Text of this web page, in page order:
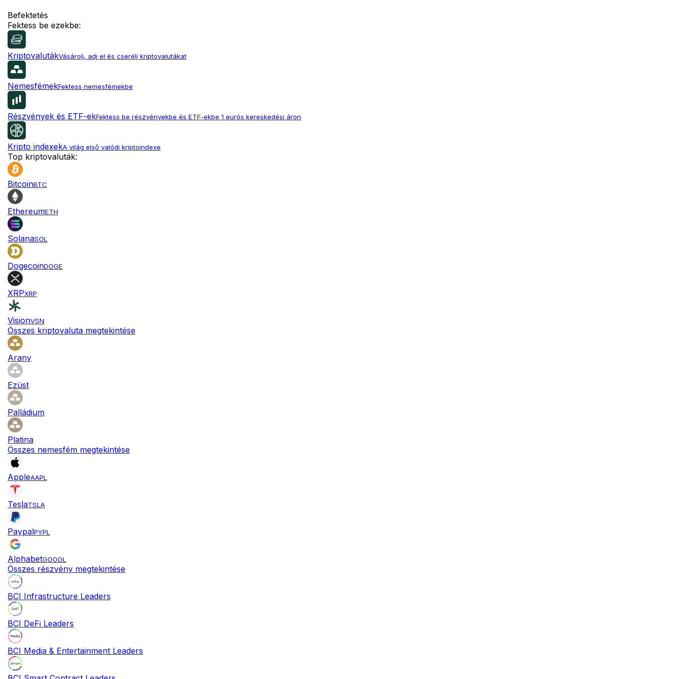
Befektetés
Fektess be ezekbe:
KriptovalutákVásárolj, adj el és cserélj kriptovalutákat
NemesfémekFektess nemesfémekbe
Részvények és ETF-ekFektess be részvényekbe és ETF-ekbe 1 eurós kereskedési áron
Kripto indexekA világ első valódi kriptoindexe
Top kriptovaluták:
BitcoinBTC
EthereumETH
SolanaSOL
DogecoinDOGE
XRPXRP
VisionVSN
Összes kriptovaluta megtekintése
Arany
Ezüst
Palládium
Platina
Összes nemesfém megtekintése
AppleAAPL
TeslaTSLA
PaypalPYPL
AlphabetGOOGL
Összes részvény megtekintése
BCI Infrastructure Leaders
BCI DeFi Leaders
BCI Media & Entertainment Leaders